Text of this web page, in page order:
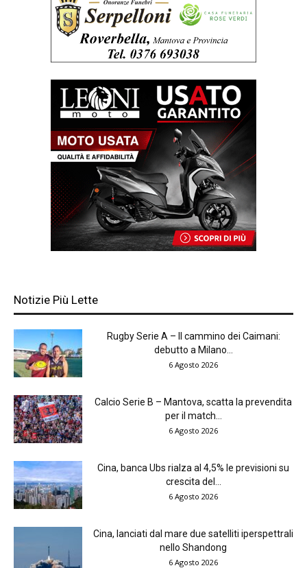
Notizie Più Lette
Rugby Serie A – Il cammino dei Caimani:
debutto a Milano...
6 Agosto 2026
Calcio Serie B – Mantova, scatta la prevendita
per il match...
6 Agosto 2026
Cina, banca Ubs rialza al 4,5% le previsioni su
crescita del...
6 Agosto 2026
Cina, lanciati dal mare due satelliti iperspettrali
nello Shandong
6 Agosto 2026